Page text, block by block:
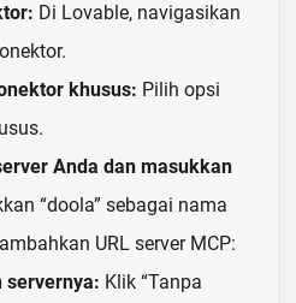
Di Lovable, navigasikan
khusus: Pilih opsi
Anda dan masukkan
“doola” sebagai nama
URL server MCP:
servernya: Klik “Tanpa